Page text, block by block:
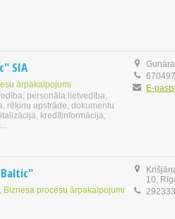
SIA
ārpakalpojumi
personāla lietvedība,
rēķinu apstrāde, dokumentu
kredītinformācija,
E-pasts
Biznesa procesu ārpakalpojumi
10,